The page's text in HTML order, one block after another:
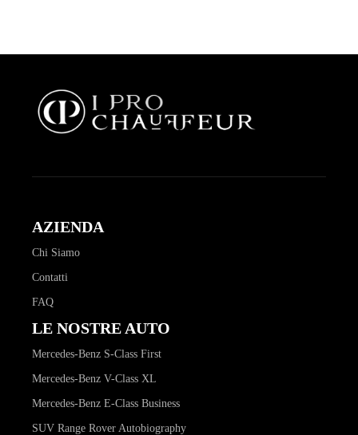
AZIENDA
Chi Siamo
Contatti
FAQ
LE NOSTRE AUTO
Mercedes-Benz S-Class First
Mercedes-Benz V-Class XL
Mercedes-Benz E-Class Business
SUV Range Rover Autobiography